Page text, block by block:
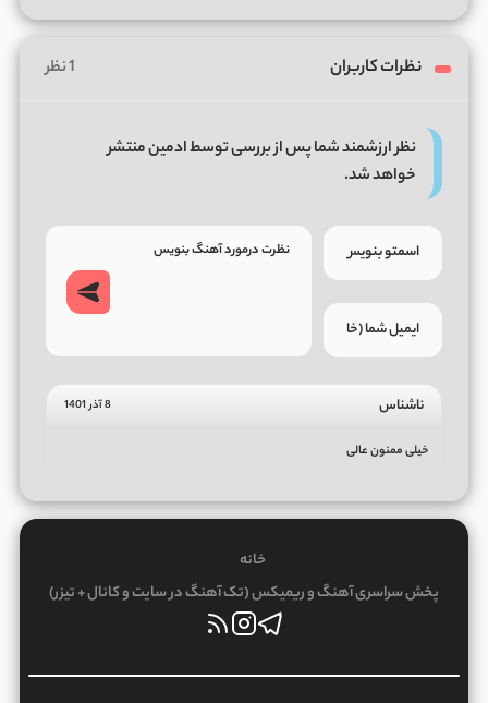
نظرات کاربران 1 نظر
نظر ارزشمند شما پس از بررسی توسط ادمین منتشر
خواهد شد.
ناشناس 8 آذر 1401
خیلی ممنون عالی
خانه
پخش سراسری آهنگ و ریمیکس (تک آهنگ در سایت و کانال + تیزر)